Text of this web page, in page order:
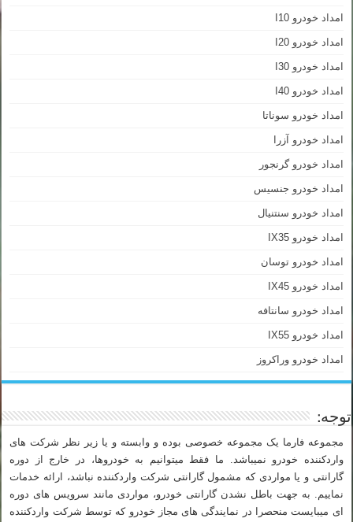
امداد خودرو I10
امداد خودرو I20
امداد خودرو I30
امداد خودرو I40
امداد خودرو سوناتا
امداد خودرو آزرا
امداد خودرو گرنجور
امداد خودرو جنسیس
امداد خودرو سنتنیال
امداد خودرو IX35
امداد خودرو توسان
امداد خودرو IX45
امداد خودرو سانتافه
امداد خودرو IX55
امداد خودرو وراکروز
توجه:
مجموعه فارما یک مجموعه خصوصی بوده و وابسته و یا زیر نظر شرکت های
واردکننده خودرو نمیباشد. ما فقط میتوانیم به خودروها، در خارج از دوره
گارانتی و یا مواردی که مشمول گارانتی شرکت واردکننده نباشد، ارائه خدمات
نماییم. به جهت باطل نشدن گارانتی خودرو، مواردی مانند سرویس های دوره
ای میبایست منحصرا در نمایندگی های مجاز خودرو که توسط شرکت واردکننده